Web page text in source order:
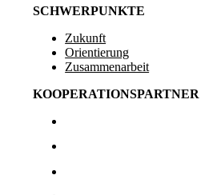
SCHWERPUNKTE
Zukunft
Orientierung
Zusammenarbeit
KOOPERATIONSPARTNER